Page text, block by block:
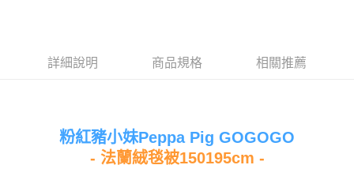
7-11★依產品說明
每筆NT$60，滿NT$699(含以上)免運費
詳細說明 商品規格 相關推薦
粉紅豬小妹Peppa Pig GOGOGO
- 法蘭絨毯被150195cm -